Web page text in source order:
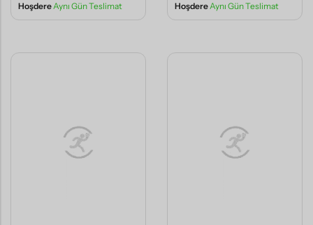
HoşdereAynı Gün Teslimat HoşdereAynı Gün Teslimat